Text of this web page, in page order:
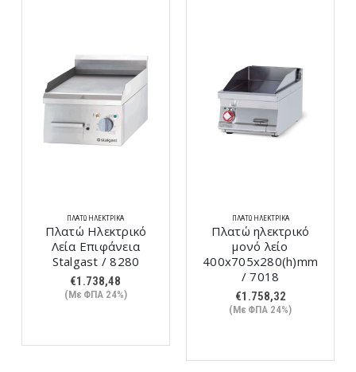
ΠΛΑΤΏ ΗΛΕΚΤΡΙΚΆ
Πλατώ Ηλεκτρικό
Λεία Επιφάνεια
Stalgast / 8280
€1.738,48
(Με ΦΠΑ 24%)
ΠΛΑΤΏ ΗΛΕΚΤΡΙΚΆ
Πλατώ ηλεκτρικό
μονό λείο
400x705x280(h)mm
/ 7018
€1.758,32
(Με ΦΠΑ 24%)